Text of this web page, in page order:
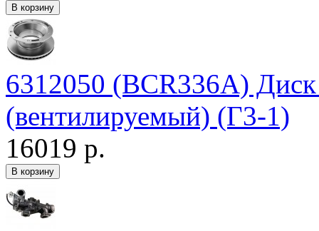
6312050 (BCR336A)
(вентилируемый) (Г3-1)
16019 р.